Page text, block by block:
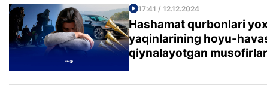
17:41 / 12.12.2024
Hashamat qurbonlari
yaqinlarining hoyu-
qiynalayotgan musofirlar